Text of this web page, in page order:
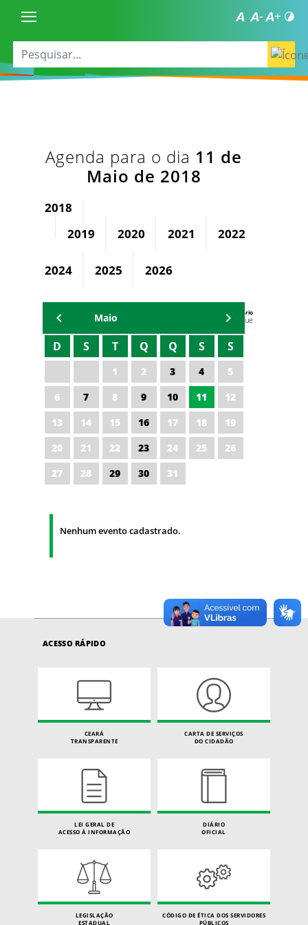
Agenda para o dia 11 de
Maio de 2018
2018
2019
2020 2021 2022
2024 2025 2026
Agenda do Secretário
Zezinho Albuquerque
Maio
D S T Q Q S S
1 2 3 4
5
6
7 8 9 10 11
12
13
14 15 16 17 18
19
20
21 22 23 24 25
26
27
28 29 30 31
Nenhum evento cadastrado.
ACESSO RÁPIDO
CEARÁ
TRANSPARENTE
CARTA DE SERVIÇOS
DO CIDADÃO
LEI GERAL DE
ACESSO À INFORMAÇÃO
DIÁRIO
OFICIAL
LEGISLAÇÃO
ESTADUAL
CÓDIGO DE ÉTICA DOS SERVIDORES
PÚBLICOS